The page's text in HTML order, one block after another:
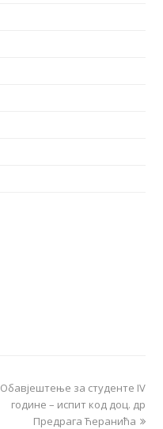
Обавјештење за студенте IV
године – испит код доц. др
Предрага Ћеранића